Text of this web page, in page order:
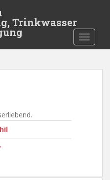
Trinkwasser